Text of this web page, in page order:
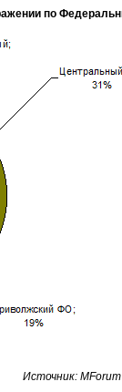
по
Источник: